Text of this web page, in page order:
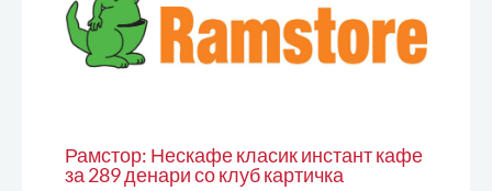
Рамстор: Нескафе класик инстант кафе
за 289 денари со клуб картичка